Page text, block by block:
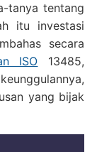
tanya tentang
itu investasi
secara
ISO 13485,
yang bijak